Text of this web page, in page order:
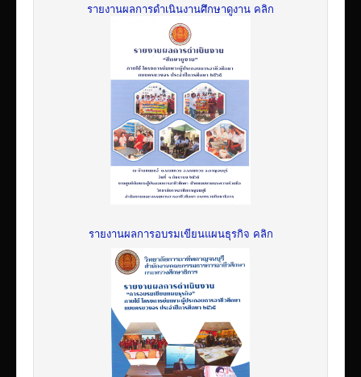
รายงานผลการดำเนินงานศึกษาดูงาน คลิก
รายงานผลการอบรมเขียนแผนธุรกิจ คลิก